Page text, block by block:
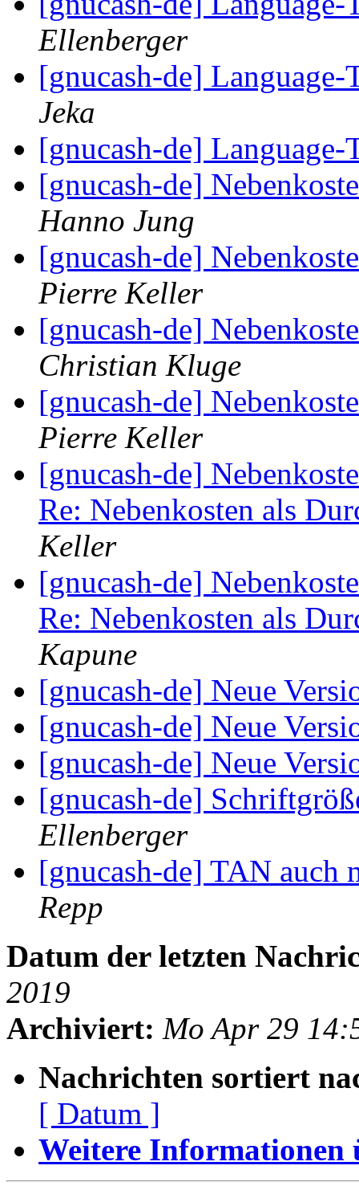
Ellenberger
[gnucash-de]
Jeka
[gnucash-de]
[gnucash-de]
Hanno Jung
[gnucash-de]
Pierre Keller
[gnucash-de]
Christian Kluge
[gnucash-de]
Pierre Keller
[gnucash-de]
Re: Nebenkosten als
Keller
[gnucash-de]
Re: Nebenkosten als
Kapune
[gnucash-de] Neue
[gnucash-de] Neue
[gnucash-de] Neue
[gnucash-de]
Ellenberger
[gnucash-de] TAN
Repp
Datum der letzten
2019
Archiviert: Mo Apr 29
Nachrichten sortiert
[ Datum ]
Weitere Informationen